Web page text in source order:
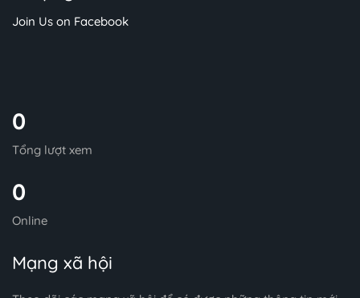
Join Us on Facebook
0
Tổng lượt xem
0
Online
Mạng xã hội